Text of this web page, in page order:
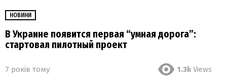
НОВИНИ
В Украине появится первая “умная дорога”:
стартовал пилотный проект
7 років тому 1.3k Views